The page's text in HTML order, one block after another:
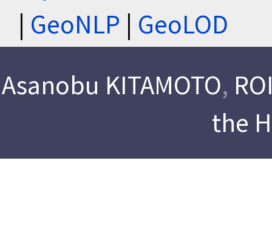
| GeoNLP | GeoLOD
Asanobu KITAMOTO,
the